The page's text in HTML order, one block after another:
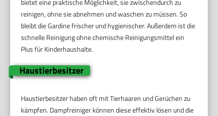
bietet eine praktische Möglichkeit, sie zwischendurch zu
reinigen, ohne sie abnehmen und waschen zu müssen. So
bleibt die Gardine frischer und hygienischer. Außerdem ist die
schnelle Reinigung ohne chemische Reinigungsmittel ein
Plus für Kinderhaushalte.
Haustierbesitzer
Haustierbesitzer haben oft mit Tierhaaren und Gerüchen zu
kämpfen. Dampfreiniger können diese effektiv lösen und die